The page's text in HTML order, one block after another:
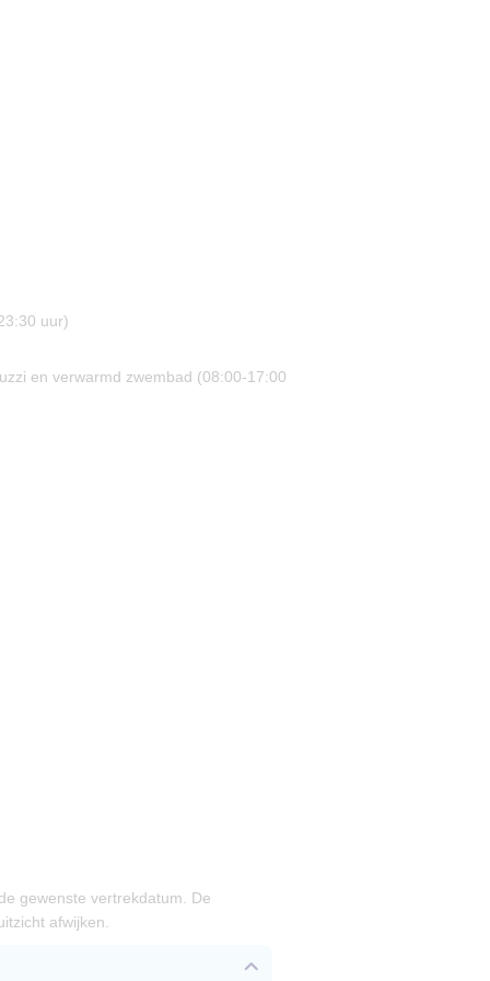
uur)
en verwarmd zwembad (08:00-17:00
gewenste vertrekdatum. De
afwijken.